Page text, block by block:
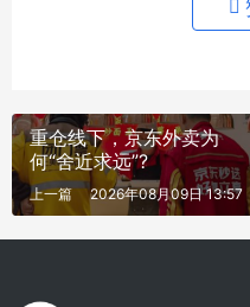
重仓线下，京东外卖为
何“舍近求远”?
上一篇 2026年08月09日 13:57